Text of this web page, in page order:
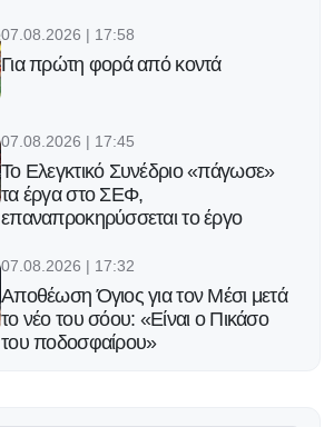
07.08.2026 | 17:58
Για πρώτη φορά από κοντά
07.08.2026 | 17:45
Το Ελεγκτικό Συνέδριο «πάγωσε»
τα έργα στο ΣΕΦ,
επαναπροκηρύσσεται το έργο
07.08.2026 | 17:32
Αποθέωση Όγιος για τον Μέσι μετά
το νέο του σόου: «Είναι ο Πικάσο
του ποδοσφαίρου»